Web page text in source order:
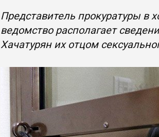
Представитель прокуратуры в
ведомство располагает
Хачатурян их отцом